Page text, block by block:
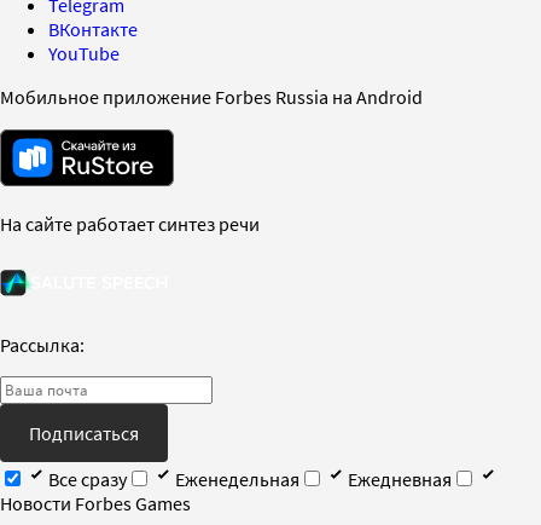
ВКонтакте
YouTube
Мобильное приложение Forbes Russia на Android
На сайте работает синтез речи
Рассылка:
Подписаться
Все сразу
Еженедельная
Ежедневная
Новости Forbes Games